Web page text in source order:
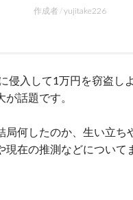
作成者 /yujitake226
侵入して1万円を窃盗し
話題です。
局何したのか、生い立
在の推測などについて